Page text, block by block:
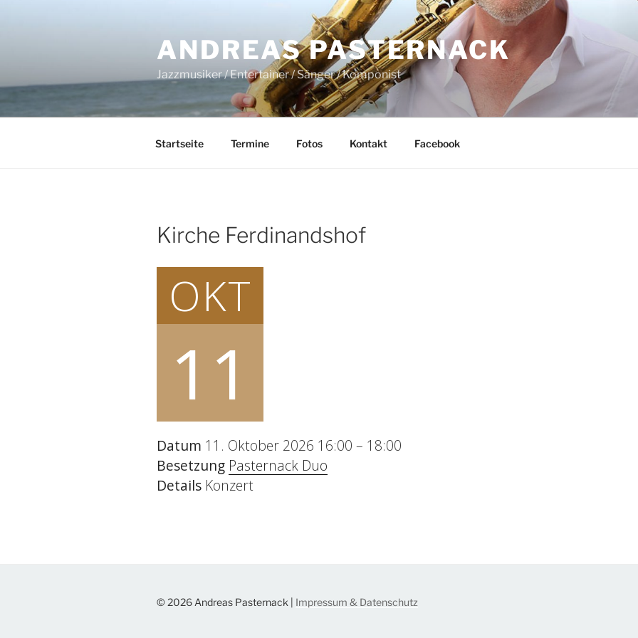
ANDREAS PASTERNACK
Jazzmusiker / Entertainer / Sänger / Komponist
Startseite Termine Fotos Kontakt Facebook
Kirche Ferdinandshof
OKT
11
Datum 11. Oktober 2026 16:00 – 18:00
Besetzung Pasternack Duo
Details Konzert
© 2026 Andreas Pasternack | Impressum & Datenschutz